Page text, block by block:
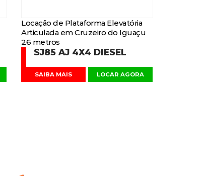
Locação de Plataforma Elevatória
Articulada em Cruzeiro do Iguaçu
26 metros
SJ85 AJ 4X4 DIESEL
SAIBA MAIS LOCAR AGORA